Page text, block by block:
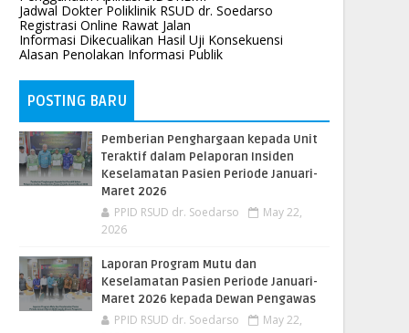
Jadwal Dokter Poliklinik RSUD dr. Soedarso
Registrasi Online Rawat Jalan
Informasi Dikecualikan Hasil Uji Konsekuensi
Alasan Penolakan Informasi Publik
POSTING BARU
Pemberian Penghargaan kepada Unit
Teraktif dalam Pelaporan Insiden
Keselamatan Pasien Periode Januari-
Maret 2026
PPID RSUD dr. Soedarso
May 22,
2026
Laporan Program Mutu dan
Keselamatan Pasien Periode Januari-
Maret 2026 kepada Dewan Pengawas
PPID RSUD dr. Soedarso
May 22,